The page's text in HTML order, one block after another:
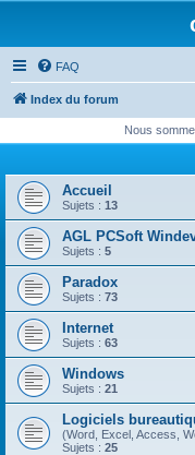
FAQ
Index du forum
Nous
Accueil
Sujets : 13
AGL PCSoft
Sujets : 5
Paradox
Sujets : 73
Internet
Sujets : 63
Windows
Sujets : 21
Logiciels
(Word, Excel, Access,
Sujets : 25